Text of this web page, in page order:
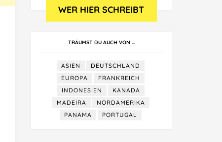
TRÄUMST DU AUCH VON …
ASIEN
DEUTSCHLAND
EUROPA
FRANKREICH
INDONESIEN
KANADA
MADEIRA
NORDAMERIKA
PANAMA
PORTUGAL